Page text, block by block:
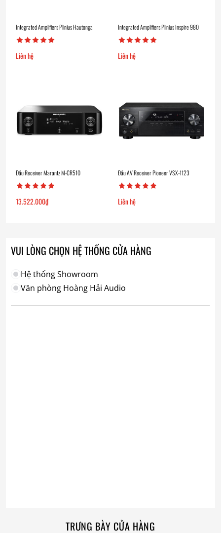
Integrated Amplifiers Plinius Hautonga
Liên hệ
Integrated Amplifiers Plinius Inspire 980
Liên hệ
Đầu Receiver Marantz M-CR510
13.522.000₫
Đầu AV Receiver Pioneer VSX-1123
Liên hệ
VUI LÒNG CHỌN HỆ THỐNG CỬA HÀNG
Hệ thống Showroom
Văn phòng Hoàng Hải Audio
TRƯNG BÀY CỬA HÀNG